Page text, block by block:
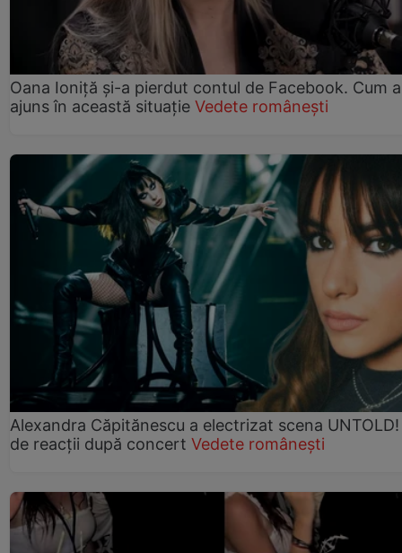
Oana Ioniță și-a pierdut contul de Facebook. Cum a
ajuns în această situație Vedete românești
Alexandra Căpitănescu a electrizat scena UNTOLD!
de reacții după concert Vedete românești